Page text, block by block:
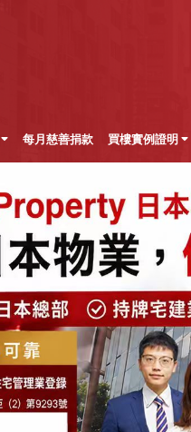
每月慈善捐款 買樓實例證明